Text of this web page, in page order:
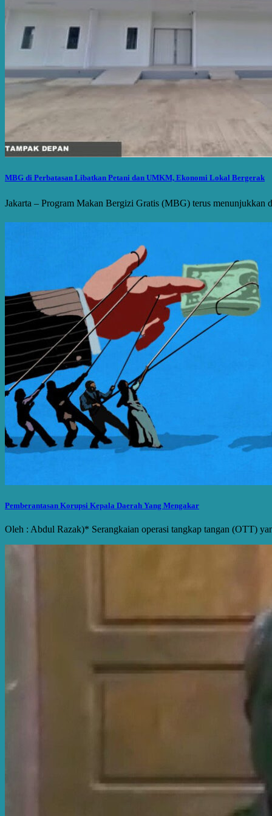
MBG di Perbatasan Libatkan Petani dan UMKM, Ekonomi Lokal Bergerak
Jakarta – Program Makan Bergizi Gratis (MBG) terus menunjukkan
Pemberantasan Korupsi Kepala Daerah Yang Mengakar
Oleh : Abdul Razak)* Serangkaian operasi tangkap tangan (OTT)